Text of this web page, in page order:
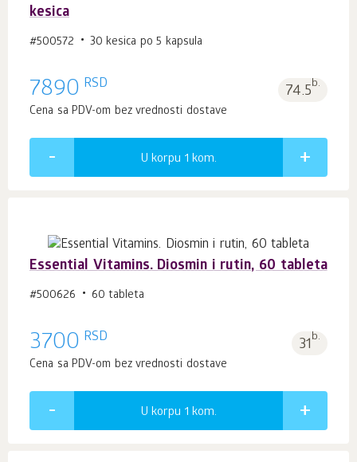
kesica
#500572 30 kesica po 5 kapsula
7890 RSD 74.5b.
Cena sa PDV-om bez vrednosti dostave
U korpu 1 kom.
Essential Vitamins. Diosmin i rutin, 60 tableta
#500626 60 tableta
3700 RSD 31b.
Cena sa PDV-om bez vrednosti dostave
U korpu 1 kom.